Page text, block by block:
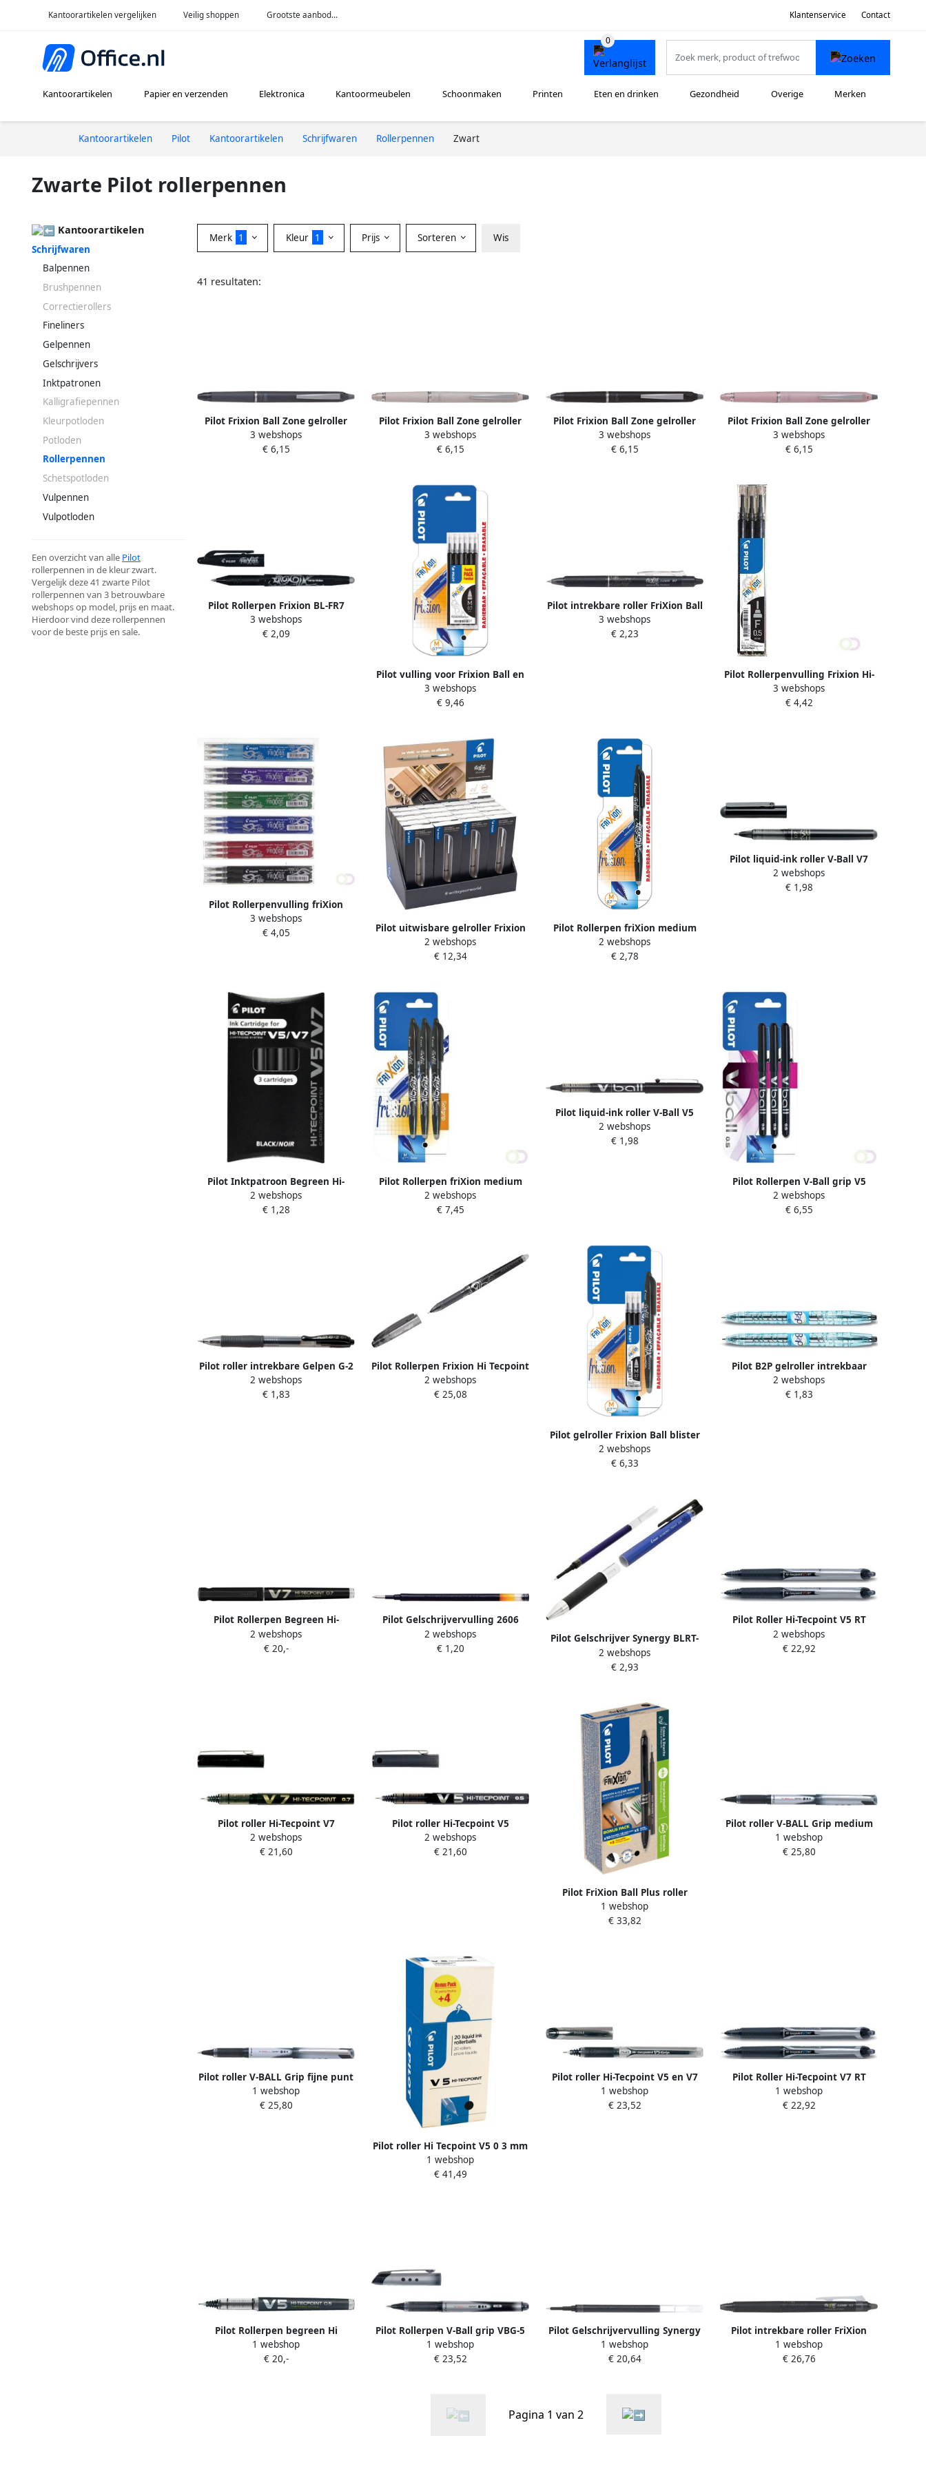
Kantoorartikelen vergelijken Veilig shoppen Grootste aanbod... Klantenservice Contact
Kantoorartikelen Papier en verzenden Elektronica Kantoormeubelen Schoonmaken Printen Eten en drinken Gezondheid Overige Merken
Kantoorartikelen Pilot Kantoorartikelen Schrijfwaren Rollerpennen Zwart
Zwarte Pilot rollerpennen
Kantoorartikelen
Schrijfwaren
Balpennen
Brushpennen
Correctierollers
Fineliners
Gelpennen
Gelschrijvers
Inktpatronen
Kalligrafiepennen
Kleurpotloden
Potloden
Rollerpennen
Schetspotloden
Vulpennen
Vulpotloden
Een overzicht van alle Pilot
rollerpennen in de kleur zwart.
Vergelijk deze 41 zwarte Pilot
rollerpennen van 3 betrouwbare
webshops op model, prijs en maat.
Hierdoor vind deze rollerpennen
voor de beste prijs en sale.
Merk 1 Kleur 1 Prijs Sorteren Wis
41 resultaten:
Pilot Frixion Ball Zone gelroller
uitwisbaar medium punt 0 7 mm
in giftbox grijs
3 webshops
€ 6,15
Pilot Frixion Ball Zone gelroller
uitwisbaar medium punt 0 7 mm
in giftbox beige
3 webshops
€ 6,15
Pilot Frixion Ball Zone gelroller
uitwisbaar medium punt 0 7 mm
in giftbox zwart
3 webshops
€ 6,15
Pilot Frixion Ball Zone gelroller
uitwisbaar medium punt 0 7 mm
in giftbox roze
3 webshops
€ 6,15
Pilot Rollerpen Frixion BL-FR7
zwart 0.35mm
3 webshops
€ 2,09
Pilot vulling voor Frixion Ball en
Frixion Ball Clicker zwart etui
met 6 stuks op blister
3 webshops
€ 9,46
Pilot intrekbare roller FriXion Ball
Clicker medium punt 0 7 mm
zwart
3 webshops
€ 2,23
Pilot Rollerpenvulling Frixion Hi-
Tecpoint zwart 0.25mm
3 webshops
€ 4,42
Pilot Rollerpenvulling friXion
medium zwart set Ã 3 stuks
3 webshops
€ 4,05
Pilot uitwisbare gelroller Frixion
Ball Zone medium punt display
met 20 stuks assorti
2 webshops
€ 12,34
Pilot Rollerpen friXion medium
zwart blisterà 1 stuk
2 webshops
€ 2,78
Pilot liquid-ink roller V-Ball V7
zwart
2 webshops
€ 1,98
Pilot Inktpatroon Begreen Hi-
Tecpoint V5 V7 zwart setà 3 stuks
2 webshops
€ 1,28
Pilot Rollerpen friXion medium
zwart blister Ã 3 stuks
2 webshops
€ 7,45
Pilot liquid-ink roller V-Ball V5
zwart
2 webshops
€ 1,98
Pilot Rollerpen V-Ball grip V5
zwart 0.3mm blister Ã 3 stuks
2 webshops
€ 6,55
Pilot roller intrekbare Gelpen G-2
zwart
2 webshops
€ 1,83
Pilot Rollerpen Frixion Hi Tecpoint
zwart 0.25mm
2 webshops
€ 25,08
Pilot gelroller Frixion Ball blister
van 4 stuks (1 gelroller + 3
vullingen) zwart
2 webshops
€ 6,33
Pilot B2P gelroller intrekbaar
medium punt 0 4 mm zwart
2 webshops
€ 1,83
Pilot Rollerpen Begreen Hi-
Tecpoint V7 medium zwart
2 webshops
€ 20,-
Pilot Gelschrijvervulling 2606
medium zwart
2 webshops
€ 1,20
Pilot Gelschrijver Synergy BLRT-
SNP5 0.25mm zwart
2 webshops
€ 2,93
Pilot Roller Hi-Tecpoint V5 RT
Retractable schrijfbreedte 0 25
mm zwart
2 webshops
€ 22,92
Pilot roller Hi-Tecpoint V7
schrijfbreedte 0 4 mm zwart
2 webshops
€ 21,60
Pilot roller Hi-Tecpoint V5
schrijfbreedte 0 3 mm zwart
2 webshops
€ 21,60
Pilot FriXion Ball Plus roller
medium zwart doos van 10 stuks
+ 10 navullingen
1 webshop
€ 33,82
Pilot roller V-BALL Grip medium
punt 0 7 mm zwart
1 webshop
€ 25,80
Pilot roller V-BALL Grip fijne punt
0 5 mm zwart
1 webshop
€ 25,80
Pilot roller Hi Tecpoint V5 0 3 mm
zwart value pack met 16 + 4
stuks
1 webshop
€ 41,49
Pilot roller Hi-Tecpoint V5 en V7
Grip V5 0 3 mm zwart
1 webshop
€ 23,52
Pilot Roller Hi-Tecpoint V7 RT
Retractable schrijfbreedte 0 35
mm zwart
1 webshop
€ 22,92
Pilot Rollerpen begreen Hi
Tecpoint V5 0 3mm zwart
1 webshop
€ 20,-
Pilot Rollerpen V-Ball grip VBG-5
zwart 0.3mm
1 webshop
€ 23,52
Pilot Gelschrijvervulling Synergy
BLS-SNP5 0.25mm zwart
1 webshop
€ 20,64
Pilot intrekbare roller FriXion
Point Clicker 05 fijne punt zwart
1 webshop
€ 26,76
Pagina 1 van 2